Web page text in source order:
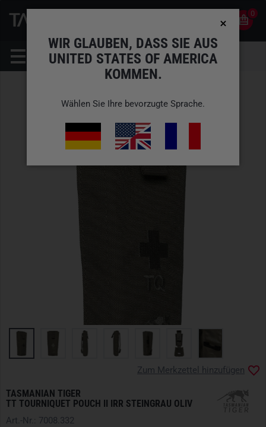
0
TASMANIAN TIGER
TT TOURNIQUET POUCH II IRR STEINGRAU OLIV
Zum Merkzettel hinzufügen
Art.-Nr.: 7008.332
WIR GLAUBEN, DASS SIE AUS
UNITED STATES OF AMERICA
KOMMEN.
Wählen Sie Ihre bevorzugte Sprache.